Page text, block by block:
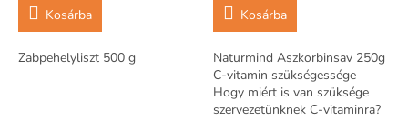
Kosárba
Zabpehelyliszt 500 g
Kosárba
Naturmind Aszkorbinsav 250g
C-vitamin szükségessége
Hogy miért is van szüksége
szervezetünknek C-vitaminra?